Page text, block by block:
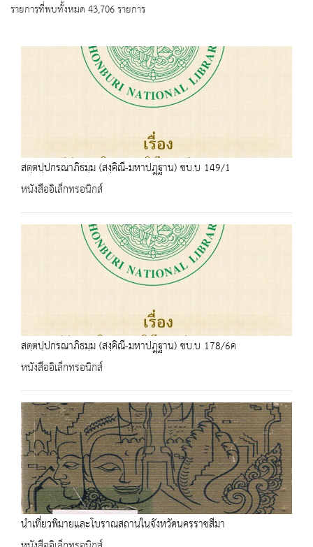
รายการที่พบทั้งหมด 43,706 รายการ
สตฺตปฺปกรณาภิธมฺม (สงฺคิณี-มหาปฎฺฐาน) ชบ.บ 149/1
หนังสืออิเล็กทรอนิกส์
สตฺตปฺปกรณาภิธมฺม (สงฺคิณี-มหาปฎฺฐาน) ชบ.บ 178/6ค
หนังสืออิเล็กทรอนิกส์
นำเที่ยวพิมายและโบราณสถานในจังหวัดนครราชสีมา